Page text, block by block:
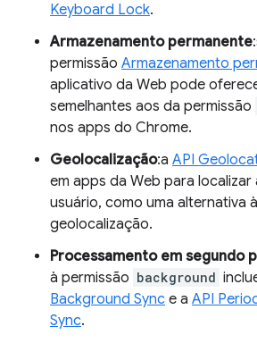
Keyboard Lock.
Armazenamento permanente
permissão Armazenamento
aplicativo da Web pode
semelhantes aos da permissão
nos apps do Chrome.
Geolocalização:a API
em apps da Web para localizar
usuário, como uma alternativa
geolocalização.
Processamento em segundo
à permissão background
Background Sync e a API
Sync.